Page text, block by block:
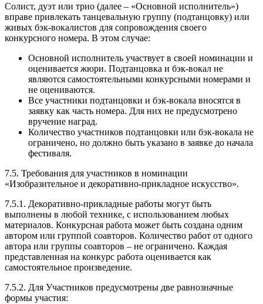
Солист, дуэт или трио (далее – «Основной исполнитель»)
вправе привлекать танцевальную группу (подтанцовку) или
живых бэк-вокалистов для сопровождения своего
конкурсного номера. В этом случае:
Основной исполнитель участвует в своей номинации и
оценивается жюри. Подтанцовка и бэк-вокал не
являются самостоятельными конкурсными номерами и
не оцениваются.
Все участники подтанцовки и бэк-вокала вносятся в
заявку как часть номера. Для них не предусмотрено
вручение наград.
Количество участников подтанцовки или бэк-вокала не
ограничено, но должно быть указано в заявке до начала
фестиваля.
7.5. Требования для участников в номинации
«Изобразительное и декоративно-прикладное искусство».
7.5.1. Декоративно-прикладные работы могут быть
выполнены в любой технике, с использованием любых
материалов. Конкурсная работа может быть создана одним
автором или группой соавторов. Количество работ от одного
автора или группы соавторов – не ограничено. Каждая
представленная на конкурс работа оценивается как
самостоятельное произведение.
7.5.2. Для Участников предусмотрены две равнозначные
формы участия: